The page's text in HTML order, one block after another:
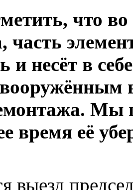
что
часть
и несёт в
время её
выезд